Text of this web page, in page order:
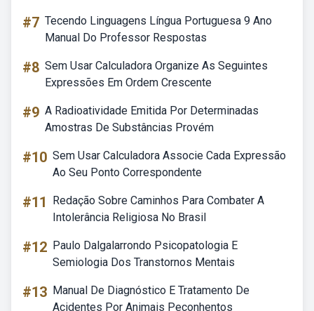
#7 Tecendo Linguagens Língua Portuguesa 9 Ano
Manual Do Professor Respostas
#8 Sem Usar Calculadora Organize As Seguintes
Expressões Em Ordem Crescente
#9 A Radioatividade Emitida Por Determinadas
Amostras De Substâncias Provém
#10 Sem Usar Calculadora Associe Cada Expressão
Ao Seu Ponto Correspondente
#11
Redação Sobre Caminhos Para Combater A
Intolerância Religiosa No Brasil
#12 Paulo Dalgalarrondo Psicopatologia E
Semiologia Dos Transtornos Mentais
#13 Manual De Diagnóstico E Tratamento De
Acidentes Por Animais Peçonhentos